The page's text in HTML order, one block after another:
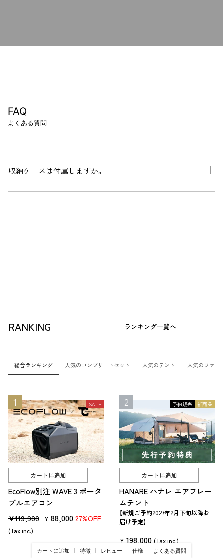
カートに追加 特徴 レビュー 仕様 よくある質問
FAQ
よくある質問
収納ケースは付属しますか。
RANKING ランキング一覧へ
総合ランキング 人気のコンプリートセット 人気のテント 人気のファニ
SALE
カートに追加
EcoFlow別注 WAVE 3 ポータ
ブルエアコン
販
売
¥119,900 セ
価
¥ 88,000 27%OFF
(Tax inc.)
新商品
予約販売
カートに追加
HANARE ハナレ エアフレー
ムテント
【新規ご予約2027年2月下旬以降お
届け予定】
¥ 198,000 (Tax inc.)